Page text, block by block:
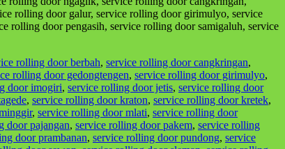
rolling door galur, service rolling door girimulyo, service
rolling door pengasih, service rolling door samigaluh, service
rolling door berbah, service rolling door cangkringan,
rolling door gedongtengen, service rolling door girimulyo,
door imogiri, service rolling door jetis, service rolling door
, service rolling door kraton, service rolling door kretek,
, service rolling door mlati, service rolling door
door pajangan, service rolling door pakem, service rolling
door prambanan, service rolling door pundong, service